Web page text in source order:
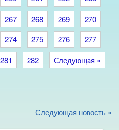
267 268 269
270
274 275 276
277
281 282 Следующая »
Следующая новость »